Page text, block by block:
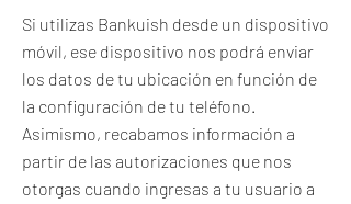
Si utilizas Bankuish desde un dispositivo
móvil, ese dispositivo nos podrá enviar
los datos de tu ubicación en función de
la configuración de tu teléfono.
Asimismo, recabamos información a
partir de las autorizaciones que nos
otorgas cuando ingresas a tu usuario a